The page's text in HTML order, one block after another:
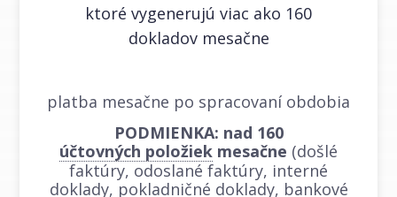
ktoré vygenerujú viac ako 160
dokladov mesačne
platba mesačne po spracovaní obdobia
PODMIENKA: nad 160
účtovných položiek mesačne (došlé
faktúry, odoslané faktúry, interné
doklady, pokladničné doklady, bankové